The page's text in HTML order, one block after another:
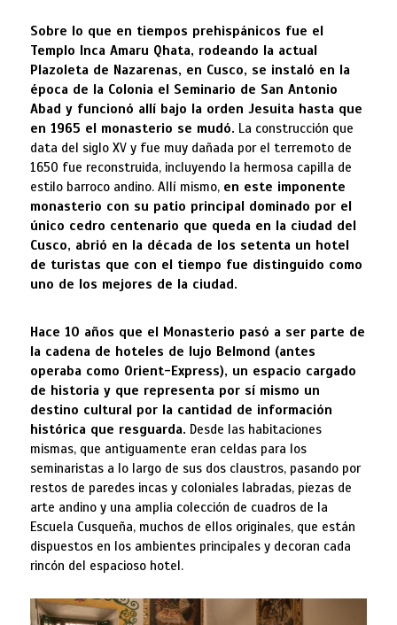
Sobre lo que en tiempos prehispánicos fue el
Templo Inca Amaru Qhata, rodeando la actual
Plazoleta de Nazarenas, en Cusco, se instaló en la
época de la Colonia el Seminario de San Antonio
Abad y funcionó allí bajo la orden Jesuita hasta que
en 1965 el monasterio se mudó. La construcción que
data del siglo XV y fue muy dañada por el terremoto de
1650 fue reconstruida, incluyendo la hermosa capilla de
estilo barroco andino. Allí mismo, en este imponente
monasterio con su patio principal dominado por el
único cedro centenario que queda en la ciudad del
Cusco, abrió en la década de los setenta un hotel
de turistas que con el tiempo fue distinguido como
uno de los mejores de la ciudad.
Hace 10 años que el Monasterio pasó a ser parte de
la cadena de hoteles de lujo Belmond (antes
operaba como Orient-Express), un espacio cargado
de historia y que representa por sí mismo un
destino cultural por la cantidad de información
histórica que resguarda. Desde las habitaciones
mismas, que antiguamente eran celdas para los
seminaristas a lo largo de sus dos claustros, pasando por
restos de paredes incas y coloniales labradas, piezas de
arte andino y una amplia colección de cuadros de la
Escuela Cusqueña, muchos de ellos originales, que están
dispuestos en los ambientes principales y decoran cada
rincón del espacioso hotel.